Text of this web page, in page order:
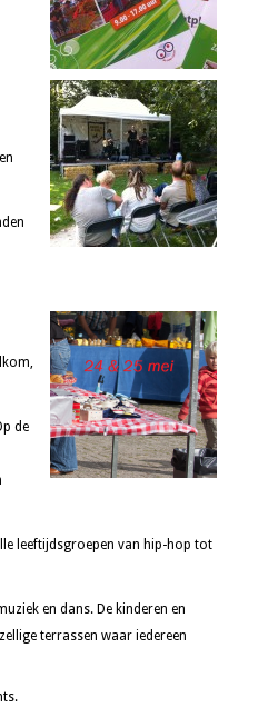
de
leeftijdsgroepen van hip-hop tot
en dans. De kinderen en
terrassen waar iedereen